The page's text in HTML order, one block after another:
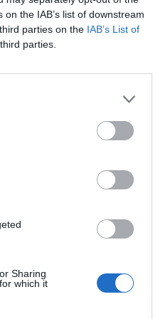
the IAB’s list of downstream
parties on the IAB’s List of
parties.
Sharing
which it
fejlődő
illetve egy-egy, nagyobb
fejlődő csücskének...
olvasása előfizetéses